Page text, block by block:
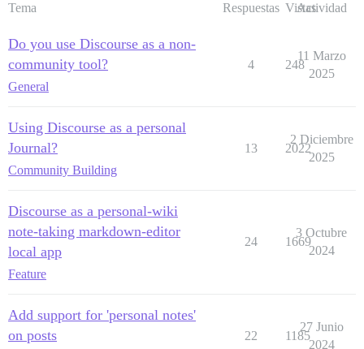
Tema Respuestas Vistas
Actividad
Do you use Discourse as a non-
community tool?
General
4 248
11 Marzo
2025
Using Discourse as a personal
Journal?
Community Building
13 2022
2 Diciembre
2025
Discourse as a personal-wiki
note-taking markdown-editor
local app
Feature
24 1669
3 Octubre
2024
Add support for 'personal notes'
on posts
22 1185
27 Junio
2024